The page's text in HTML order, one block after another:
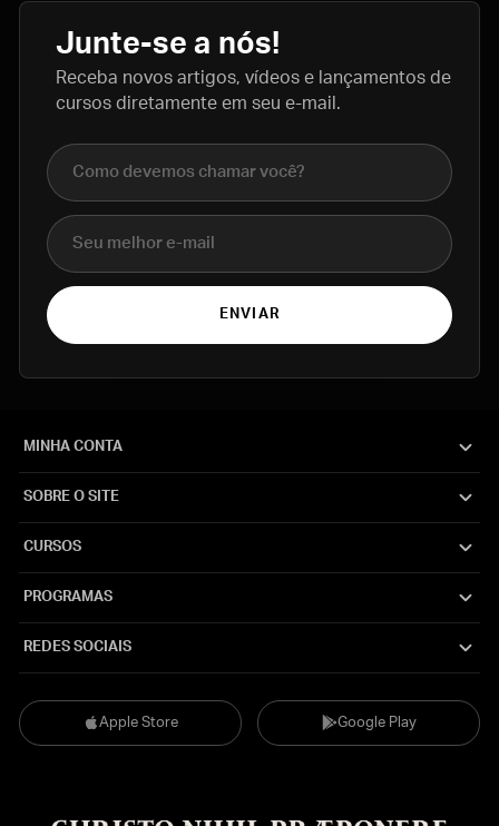
Junte-se a nós!
Receba novos artigos, vídeos e lançamentos de
cursos diretamente em seu e-mail.
Nome completo
E-mail
ENVIAR
Apple Store Google Play
MINHA CONTA
SOBRE O SITE
CURSOS
PROGRAMAS
REDES SOCIAIS